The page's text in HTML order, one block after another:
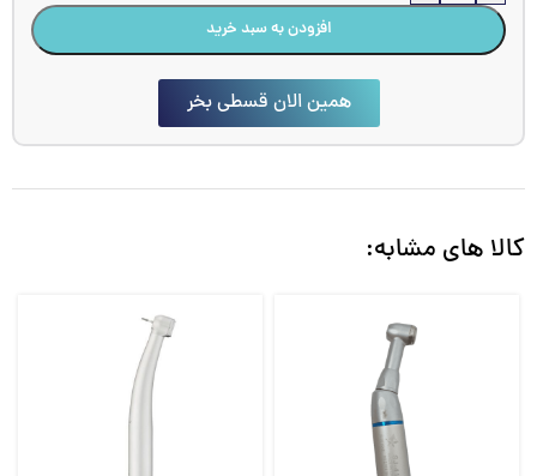
افزودن به سبد خرید
همین الان قسطی بخر
کالا های مشابه: